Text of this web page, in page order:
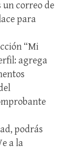
un correo de
para
“Mi
agrega
podrás
a la